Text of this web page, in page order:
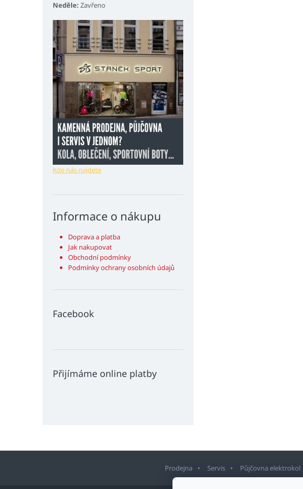
Neděle: Zavřeno
Kde nás najdete
Informace o nákupu
Doprava a platba
Jak nakupovat
Obchodní podmínky
Podmínky ochrany osobních údajů
Facebook
Přijímáme online platby
Prodejna Servis Půjčovna elektrokol